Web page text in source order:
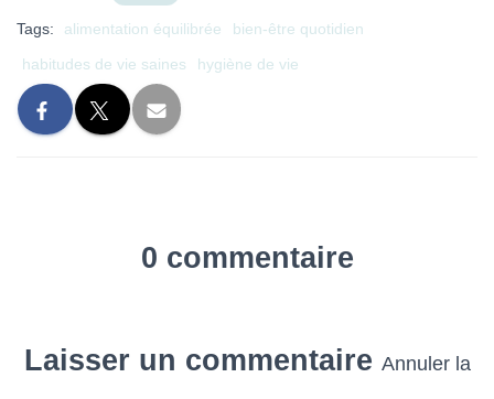
Tags: alimentation équilibrée
bien-être quotidien
habitudes de vie saines
hygiène de vie
0 commentaire
Laisser un commentaire Annuler la